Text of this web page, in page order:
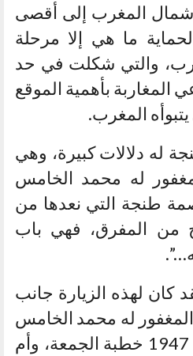
شمال المغرب إلى أقصى
ما هي إلا مرحلة
والتي شكلت في حد
المغاربة بأهمية الموقع
المغرب.
له دلالات كبيرة، وهي
له محمد الخامس
طنجة التي نعدها من
من المفرق، فهي باب
كان لهذه الزيارة جانب
له محمد الخامس
يوم الجمعة 10 أبريل 1947 خطبة الجمعة، وأم